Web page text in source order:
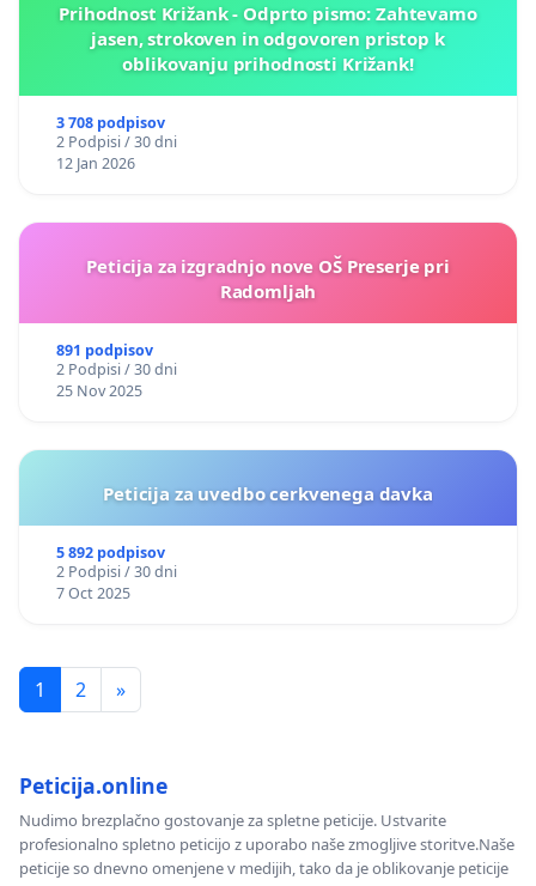
Prihodnost Križank - Odprto pismo: Zahtevamo
jasen, strokoven in odgovoren pristop k
oblikovanju prihodnosti Križank!
3 708 podpisov
2 Podpisi / 30 dni
12 Jan 2026
Peticija za izgradnjo nove OŠ Preserje pri
Radomljah
891 podpisov
2 Podpisi / 30 dni
25 Nov 2025
Peticija za uvedbo cerkvenega davka
5 892 podpisov
2 Podpisi / 30 dni
7 Oct 2025
1 2 »
Peticija.online
Nudimo brezplačno gostovanje za spletne peticije. Ustvarite
profesionalno spletno peticijo z uporabo naše zmogljive storitve.Naše
peticije so dnevno omenjene v medijih, tako da je oblikovanje peticije